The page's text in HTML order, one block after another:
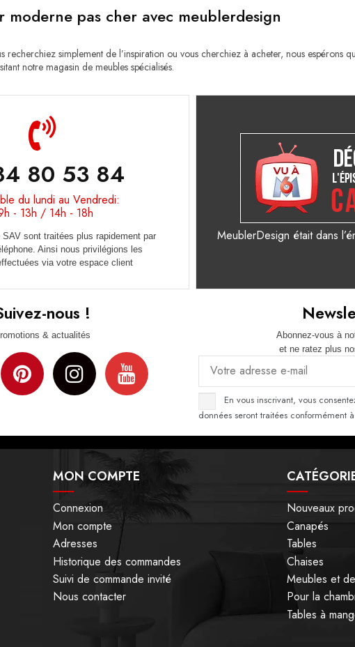
pas cher avec meublerdesign
simplement de l’inspiration ou vous cherchiez à acheter, nous espérons
notre magasin de meubles spécialisés.
80 53 84
du lundi au Vendredi:
- 13h / 14h - 18h
SAV sont traitées plus rapidement par
Ainsi nous privilégions les
via votre espace client
MeublerDesign était dans
nous !
& actualités
Abonnez-vous à
et ne ratez plus
En vous inscrivant, vous
données seront traitées conformément
MON COMPTE
Connexion
Mon compte
Adresses
Historique des commandes
Suivi de commande invité
Nous contacter
Nouveaux
Canapés
Tables
Chaises
Meubles et
Pour la
Tables à